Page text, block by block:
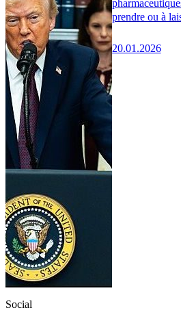
prendre ou à
20.01.2026
Social